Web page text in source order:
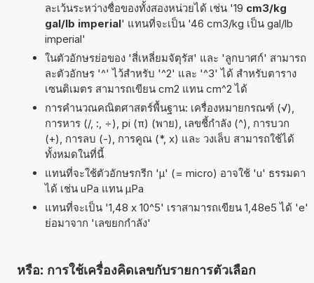
ละเว้นระหว่างชื่อของทั้งสองหน่วยได้ เช่น '19 cm3/kg
gal/lb imperial' แทนที่จะเป็น '46 cm3/kg เป็น gal/lb
imperial'
ในตัวอักษรย่อของ 'สี่เหลี่ยมจัตุรัส' และ 'ลูกบาศก์' สามารถ
ละตัวอักษร '^' ไว้สำหรับ '^2' และ '^3' ได้ สำหรับตาราง
เซนติเมตร สามารถเขียน cm2 แทน cm^2 ได้
การคำนวณคณิตศาสตร์พื้นฐาน: เครื่องหมายกรณฑ์ (√),
การหาร (/, :, ÷), pi (π) (พาย), เลขชี้กำลัง (^), การบวก
(+), การลบ (-), การคูณ (*, x) และ วงเล็บ สามารถใช้ได้
ทั้งหมดในที่นี้
แทนที่จะใช้ตัวอักษรกรีก 'µ' (= micro) อาจใช้ 'u' ธรรมดา
ได้ เช่น uPa แทน µPa
แทนที่จะเป็น '1,48 x 10^5' เราสามารถเขียน 1,48e5 ได้ 'e'
ย่อมาจาก 'เลขยกกำลัง'
หรือ: การใช้เครื่องคิดเลขกับรายการตัวเลือก